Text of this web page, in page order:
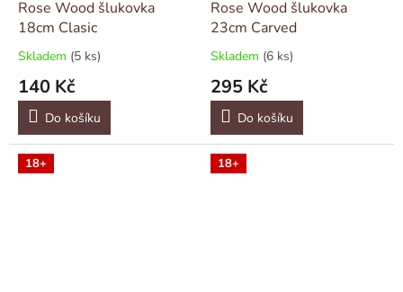
Rose Wood šlukovka
18cm Clasic
Skladem (5 ks)
140 Kč
Do košíku
Rose Wood šlukovka
23cm Carved
Skladem (6 ks)
295 Kč
Do košíku
18+ 18+